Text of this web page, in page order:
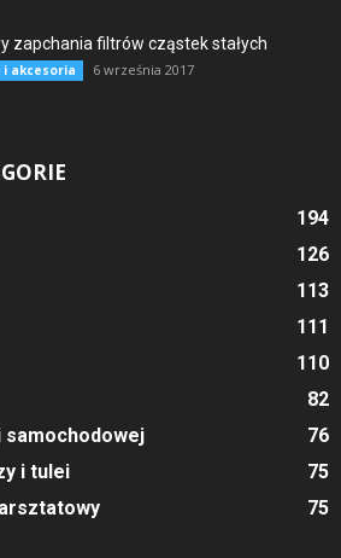
zapchania filtrów cząstek stałych
i akcesoria 6 września 2017
194
126
113
111
110
82
samochodowej
76
i tulei
75
75